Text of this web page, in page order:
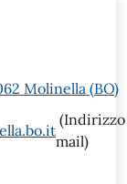
Molinella (BO)
(Indirizzo
mail)